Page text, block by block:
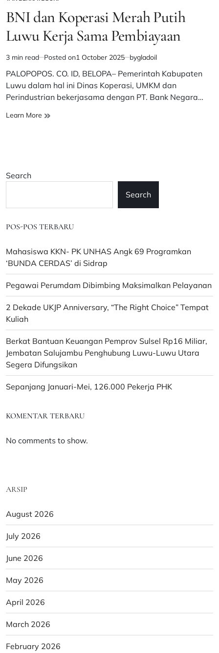
POSTED
IN
BNI dan Koperasi Merah Putih
Luwu Kerja Sama Pembiayaan
Estimated
read
time
3 min read Posted on1 October 2025 bygladoil
PALOPOPOS. CO. ID, BELOPA– Pemerintah Kabupaten
Luwu dalam hal ini Dinas Koperasi, UMKM dan
Perindustrian bekerjasama dengan PT. Bank Negara…
Learn More BNI
Search
Search
POS-POS TERBARU
Mahasiswa KKN- PK UNHAS Angk 69 Programkan
‘BUNDA CERDAS’ di Sidrap
Pegawai Perumdam Dibimbing Maksimalkan Pelayanan
2 Dekade UKJP Anniversary, “The Right Choice” Tempat
Kuliah
Berkat Bantuan Keuangan Pemprov Sulsel Rp16 Miliar,
Jembatan Salujambu Penghubung Luwu-Luwu Utara
Segera Difungsikan
Sepanjang Januari-Mei, 126.000 Pekerja PHK
KOMENTAR TERBARU
No comments to show.
ARSIP
August 2026
July 2026
June 2026
May 2026
April 2026
March 2026
February 2026